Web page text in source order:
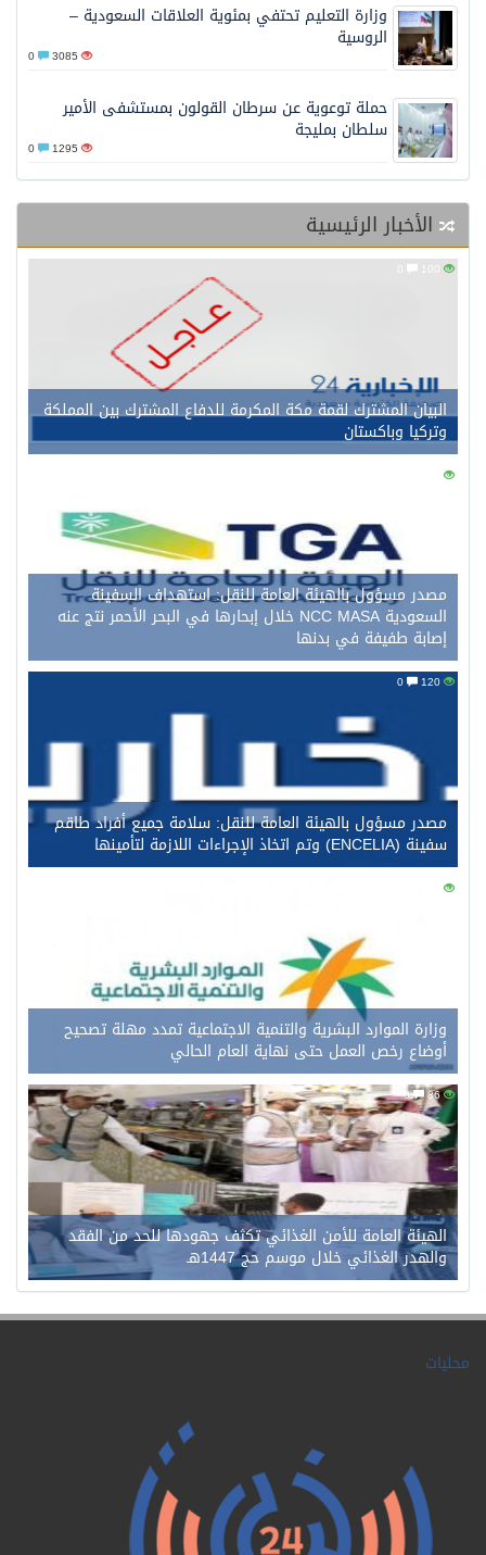
وزارة التعليم تحتفي بمئوية العلاقات السعودية –
الروسية
3085
حملة توعوية عن سرطان القولون بمستشفى الأمير
سلطان بمليجة
1295
الأخبار الرئيسية
البيان المشترك لقمة مكة المكرمة للدفاع المشترك بين المملكة
وتركيا وباكستان
133
مصدر مسؤول بالهيئة العامة للنقل: استهداف السفينة
السعودية NCC MASA خلال إبحارها في البحر الأحمر نتج عنه
إصابة طفيفة في بدنها
مصدر مسؤول بالهيئة العامة للنقل: سلامة جميع أفراد طاقم
سفينة (ENCELIA) وتم اتخاذ الإجراءات اللازمة لتأمينها
107
وزارة الموارد البشرية والتنمية الاجتماعية تمدد مهلة تصحيح
أوضاع رخص العمل حتى نهاية العام الحالي
86
0
الهيئة العامة للأمن الغذائي تكثف جهودها للحد من الفقد
والهدر الغذائي خلال موسم حج 1447هـ
محليات